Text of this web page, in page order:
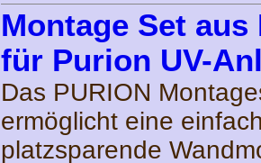
Montage Set aus
für Purion UV-
Das PURION
ermöglicht eine
platzsparende